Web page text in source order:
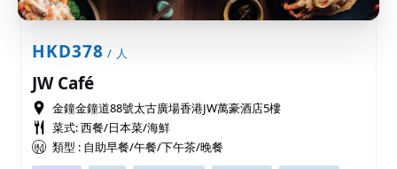
HKD378 / 人
JW Café
金鐘金鐘道88號太古廣場香港JW萬豪酒店5樓
菜式: 西餐/日本菜/海鮮
類型 : 自助早餐/午餐/下午茶/晚餐